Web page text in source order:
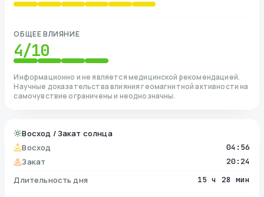
ОБЩЕЕ ВЛИЯНИЕ
4/10
Информационно и не является медицинской рекомендацией.
Научные доказательства влияния геомагнитной активности на
самочувствие ограничены и неоднозначны.
Восход / Закат солнца
Восход
04:56
Закат 20:24
Длительность дня 15 ч 28 мин